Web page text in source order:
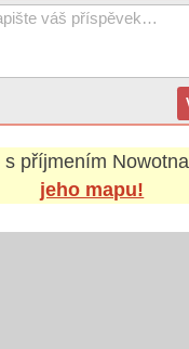
s příjmením Nowotna
jeho mapu!